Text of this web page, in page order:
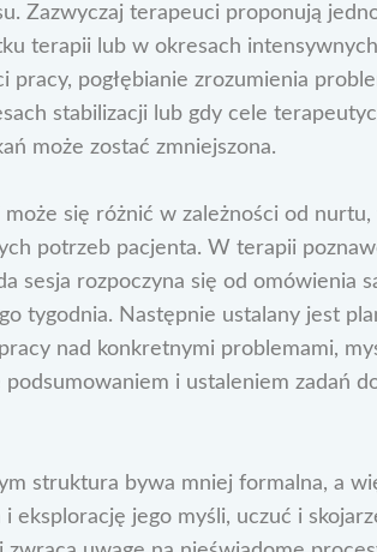
Zazwyczaj terapeuci proponują
terapii lub w okresach
pracy, pogłębianie zrozumienia
stabilizacji lub gdy cele
może zostać zmniejszona.
się różnić w zależności od
potrzeb pacjenta. W terapii
sesja rozpoczyna się od omówienia
tygodnia. Następnie ustalany jest
nad konkretnymi problemami,
podsumowaniem i ustaleniem zadań
struktura bywa mniej formalna, a
eksplorację jego myśli, uczuć i